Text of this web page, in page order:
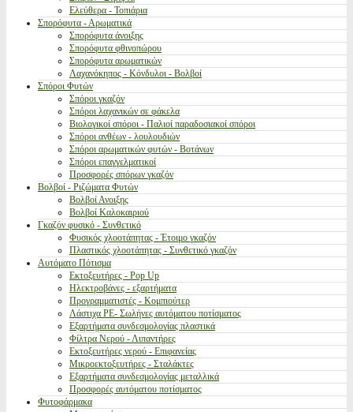
Ελεύθερα - Τοπιάρια
Σπορόφυτα - Αρωματικά
Σπορόφυτα άνοιξης
Σπορόφυτα φθινοπώρου
Σπορόφυτα αρωματικών
Λαχανόκηπος - Κόνδυλοι - Βολβοί
Σπόροι Φυτών
Σπόροι γκαζόν
Σπόροι λαχανικών σε φάκελα
Βιολογικοί σπόροι - Παλιοί παραδοσιακοί σπόροι
Σπόροι ανθέων - λουλουδιών
Σπόροι αρωματικών φυτών - Βοτάνων
Σπόροι επαγγελματικοί
Προσφορές σπόρων γκαζόν
Βολβοί - Ριζώματα Φυτών
Βολβοί Ανοιξης
Βολβοί Καλοκαιριού
Γκαζόν φυσικό - Συνθετικό
Φυσικός χλοοτάπητας - Έτοιμο γκαζόν
Πλαστικός χλοοτάπητας - Συνθετικό γκαζόν
Αυτόματο Πότισμα
Εκτοξευτήρες - Pop Up
Ηλεκτροβάνες - εξαρτήματα
Προγραμματιστές - Κομπιούτερ
Λάστιχα PE- Σωλήνες αυτόματου ποτίσματος
Εξαρτήματα συνδεσμολογίας πλαστικά
Φίλτρα Νερού - Λιπαντήρες
Εκτοξευτήρες νερού - Επιφανείας
Μικροεκτοξευτήρες - Σταλάκτες
Εξαρτήματα συνδεσμολογίας μεταλλικά
Προσφορές αυτόματου ποτίσματος
Φυτοφάρμακα